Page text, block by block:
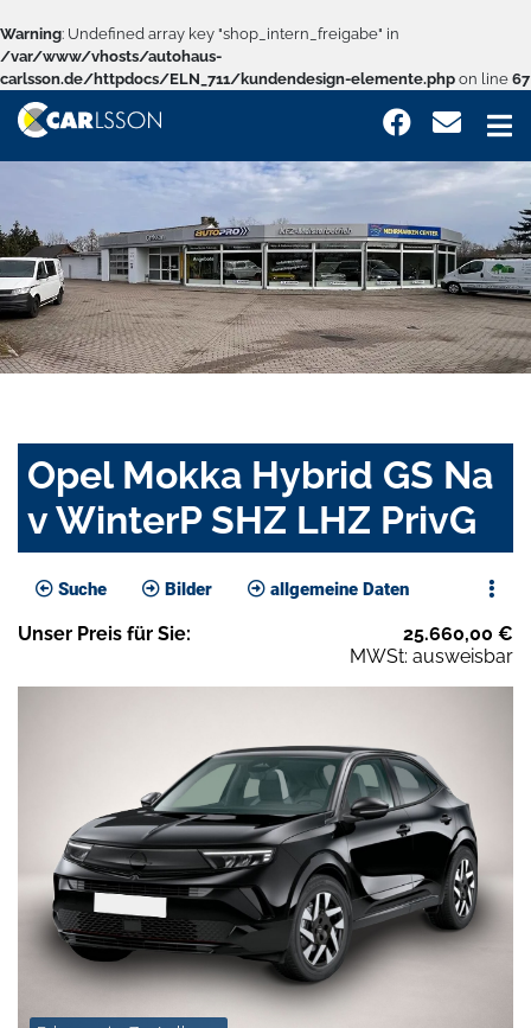
Warning: Undefined array key "shop_intern_freigabe" in
/var/www/vhosts/autohaus-
carlsson.de/httpdocs/ELN_711/kundendesign-elemente.php on line 67
Opel Mokka Hybrid GS Na
v WinterP SHZ LHZ PrivG
Suche Bilder allgemeine Daten
Unser Preis für Sie: 25.660,00 €
MWSt: ausweisbar